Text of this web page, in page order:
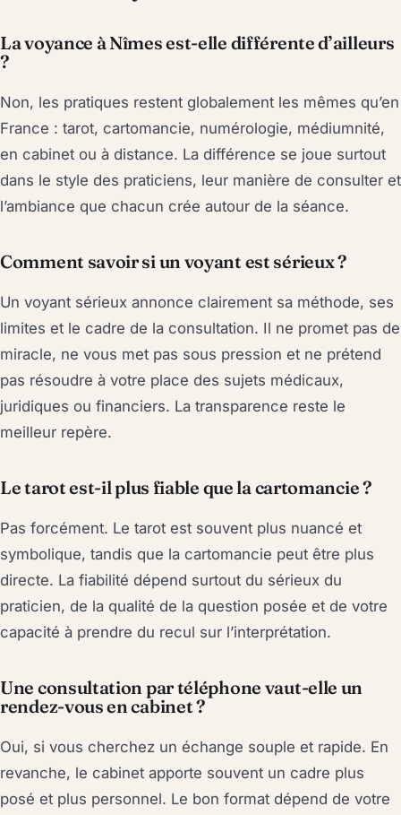
La voyance à Nîmes est-elle différente d’ailleurs
?
Non, les pratiques restent globalement les mêmes qu’en
France : tarot, cartomancie, numérologie, médiumnité,
en cabinet ou à distance. La différence se joue surtout
dans le style des praticiens, leur manière de consulter et
l’ambiance que chacun crée autour de la séance.
Comment savoir si un voyant est sérieux ?
Un voyant sérieux annonce clairement sa méthode, ses
limites et le cadre de la consultation. Il ne promet pas de
miracle, ne vous met pas sous pression et ne prétend
pas résoudre à votre place des sujets médicaux,
juridiques ou financiers. La transparence reste le
meilleur repère.
Le tarot est-il plus fiable que la cartomancie ?
Pas forcément. Le tarot est souvent plus nuancé et
symbolique, tandis que la cartomancie peut être plus
directe. La fiabilité dépend surtout du sérieux du
praticien, de la qualité de la question posée et de votre
capacité à prendre du recul sur l’interprétation.
Une consultation par téléphone vaut-elle un
rendez-vous en cabinet ?
Oui, si vous cherchez un échange souple et rapide. En
revanche, le cabinet apporte souvent un cadre plus
posé et plus personnel. Le bon format dépend de votre